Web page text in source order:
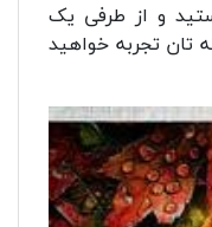
و از طرفی یک
تان تجربه خواهید